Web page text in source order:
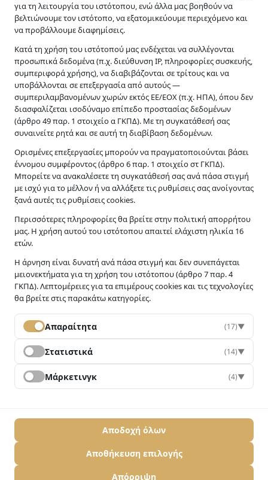
Επικοινωνία
Εγγραφή στο
Newsletter
Διαβάστε την πολιτική
απορρήτουμας για
περισσότερες
λεπτομέρειες.
Διαμεσολάβηση σε αστικές και εμπορικές υποθέσεις –
Σχολική διαμεσολάβηση.
Οικογενειακή Διαμεσολάβηση
Άλλες περιπτώσεις Διαμεσολάβησης
για τη λειτουργία του ιστότοπου, ενώ άλλα μας βοηθούν να
βελτιώνουμε τον ιστότοπο, να εξατομικεύουμε περιεχόμενο και
να προβάλλουμε διαφημίσεις.
Κατά τη χρήση του ιστότοπού μας ενδέχεται να συλλέγονται
προσωπικά δεδομένα (π.χ. διεύθυνση IP, πληροφορίες συσκευής,
συμπεριφορά χρήσης), να διαβιβάζονται σε τρίτους και να
υποβάλλονται σε επεξεργασία από αυτούς —
συμπεριλαμβανομένων χωρών εκτός ΕΕ/ΕΟΧ (π.χ. ΗΠΑ), όπου δεν
διασφαλίζεται ισοδύναμο επίπεδο προστασίας δεδομένων
(άρθρο 49 παρ. 1 στοιχείο α ΓΚΠΔ). Με τη συγκατάθεσή σας
συναινείτε ρητά και σε αυτή τη διαβίβαση δεδομένων.
Ορισμένες επεξεργασίες μπορούν να πραγματοποιούνται βάσει
έννομου συμφέροντος (άρθρο 6 παρ. 1 στοιχείο στ ΓΚΠΔ).
Μπορείτε να ανακαλέσετε τη συγκατάθεσή σας ανά πάσα στιγμή
με ισχύ για το μέλλον ή να αλλάξετε τις ρυθμίσεις σας ανοίγοντας
ξανά αυτές τις ρυθμίσεις cookies.
Περισσότερες πληροφορίες θα βρείτε στην πολιτική απορρήτου
μας. Η χρήση αυτού του ιστότοπου απαιτεί ελάχιστη ηλικία 16
ετών.
Η άρνηση είναι δυνατή ανά πάσα στιγμή και δεν συνεπάγεται
μειονεκτήματα για τη χρήση του ιστότοπου (άρθρο 7 παρ. 4
ΓΚΠΔ). Λεπτομέρειες για τα επιμέρους cookies και τις τεχνολογίες
θα βρείτε στις παρακάτω κατηγορίες.
Απαραίτητα (17)▼
Στατιστικά (14)▼
Μάρκετινγκ (4)▼
Αποδοχή όλων
Αποθήκευση επιλογής
Απόρριψη